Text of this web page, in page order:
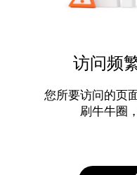
访问频
您所要访问的页
刷牛牛圈